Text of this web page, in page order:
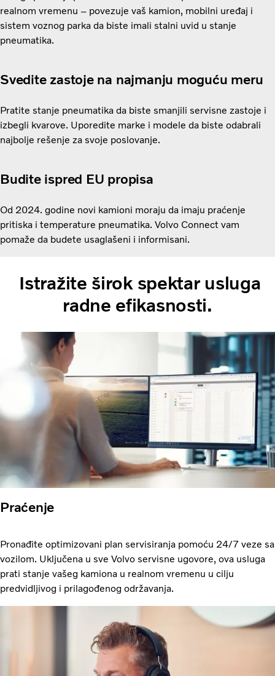
realnom vremenu – povezuje vaš kamion, mobilni uređaj i
sistem voznog parka da biste imali stalni uvid u stanje
pneumatika.
Svedite zastoje na najmanju moguću meru
Pratite stanje pneumatika da biste smanjili servisne zastoje i
izbegli kvarove. Uporedite marke i modele da biste odabrali
najbolje rešenje za svoje poslovanje.
Budite ispred EU propisa
Od 2024. godine novi kamioni moraju da imaju praćenje
pritiska i temperature pneumatika. Volvo Connect vam
pomaže da budete usaglašeni i informisani.
Istražite širok spektar usluga
radne efikasnosti.
Praćenje
Pronađite optimizovani plan servisiranja pomoću 24/7 veze sa
vozilom. Uključena u sve Volvo servisne ugovore, ova usluga
prati stanje vašeg kamiona u realnom vremenu u cilju
predvidljivog i prilagođenog održavanja.